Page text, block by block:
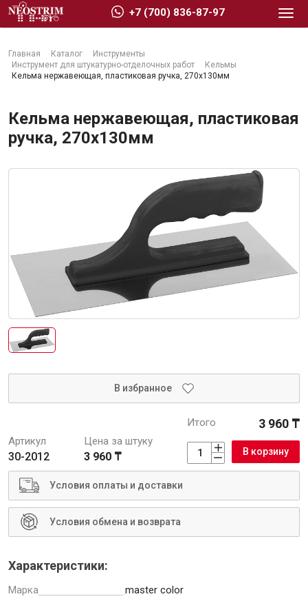
Главная Каталог
Инструменты
Инструмент для штукатурно-отделочных работ
Кельмы
Кельма нержавеющая, пластиковая ручка, 270x130мм
Кельма нержавеющая, пластиковая
ручка, 270x130мм
В избранное
Артикул
30-2012
Цена за штуку
3 960 ₸
Итого 3 960 ₸
В корзину
Условия оплаты и доставки
Условия обмена и возврата
Характеристики:
Марка master color
+7 (700) 836-87-97
Стройматериалы
Сухие строительные смеси
Изоляционные материалы
Кровельные материалы
Ещё 2
Интерьер и отделка
Лакокрасочные материалы
Герметики
Клеи, жидкие гвозди
Инженерные системы
Водоснабжение и водоотведение